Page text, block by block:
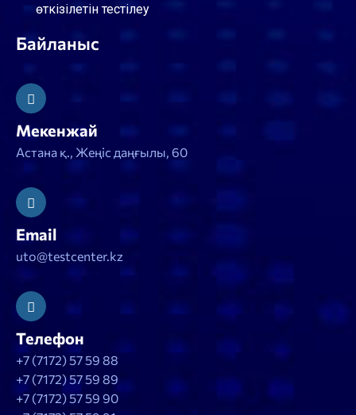
өткізілетін тестілеу
Байланыс
Мекенжай
Астана қ., Жеңіс даңғылы, 60
Email
uto@testcenter.kz
Телефон
+7 (7172) 57 59 88
+7 (7172) 57 59 89
+7 (7172) 57 59 90